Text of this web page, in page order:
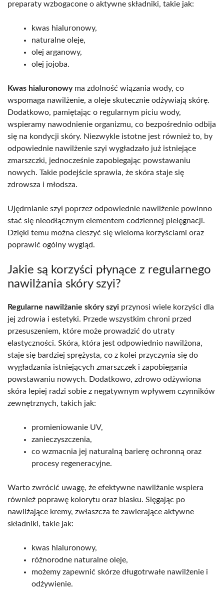
preparaty wzbogacone o aktywne składniki, takie jak:
kwas hialuronowy,
naturalne oleje,
olej arganowy,
olej jojoba.
Kwas hialuronowyma zdolność wiązania wody, co
wspomaga nawilżenie, a oleje skutecznie odżywiają skórę.
Dodatkowo, pamiętając o regularnym piciu wody,
wspieramy nawodnienie organizmu, co bezpośrednio odbija
się na kondycji skóry. Niezwykle istotne jest również to, by
odpowiednie nawilżenie szyi wygładzało już istniejące
zmarszczki, jednocześnie zapobiegając powstawaniu
nowych. Takie podejście sprawia, że skóra staje się
zdrowsza i młodsza.
Ujędrnianie szyi poprzez odpowiednie nawilżenie powinno
stać się nieodłącznym elementem codziennej pielęgnacji.
Dzięki temu można cieszyć się wieloma korzyściami oraz
poprawić ogólny wygląd.
Jakie są korzyści płynące z regularnego
nawilżania skóry szyi?
Regularne nawilżanie skóry szyi przynosi wiele korzyści dla
jej zdrowia i estetyki. Przede wszystkim chroni przed
przesuszeniem, które może prowadzić do utraty
elastyczności. Skóra, która jest odpowiednio nawilżona,
staje się bardziej sprężysta, co z kolei przyczynia się do
wygładzania istniejących zmarszczek i zapobiegania
powstawaniu nowych. Dodatkowo, zdrowo odżywiona
skóra lepiej radzi sobie z negatywnym wpływem czynników
zewnętrznych, takich jak:
promieniowanie UV,
zanieczyszczenia,
co wzmacnia jej naturalną barierę ochronną oraz
procesy regeneracyjne.
Warto zwrócić uwagę, że efektywne nawilżanie wspiera
również poprawę kolorytu oraz blasku. Sięgając po
nawilżające kremy, zwłaszcza te zawierające aktywne
składniki, takie jak:
kwas hialuronowy,
różnorodne naturalne oleje,
możemy zapewnić skórze długotrwałe nawilżenie i
odżywienie.